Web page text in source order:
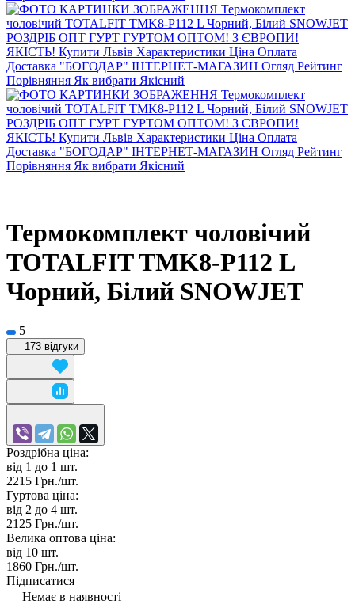
Термокомплект чоловічий
TOTALFIT TMK8-P112 L
Чорний, Білий SNOWJET
5
173 відгуки
Роздрібна ціна:
від 1 до 1 шт.
2215 Грн./шт.
Гуртова ціна:
від 2 до 4 шт.
2125 Грн./шт.
Велика оптова ціна:
від 10 шт.
1860 Грн./шт.
Підписатися
Немає в наявності